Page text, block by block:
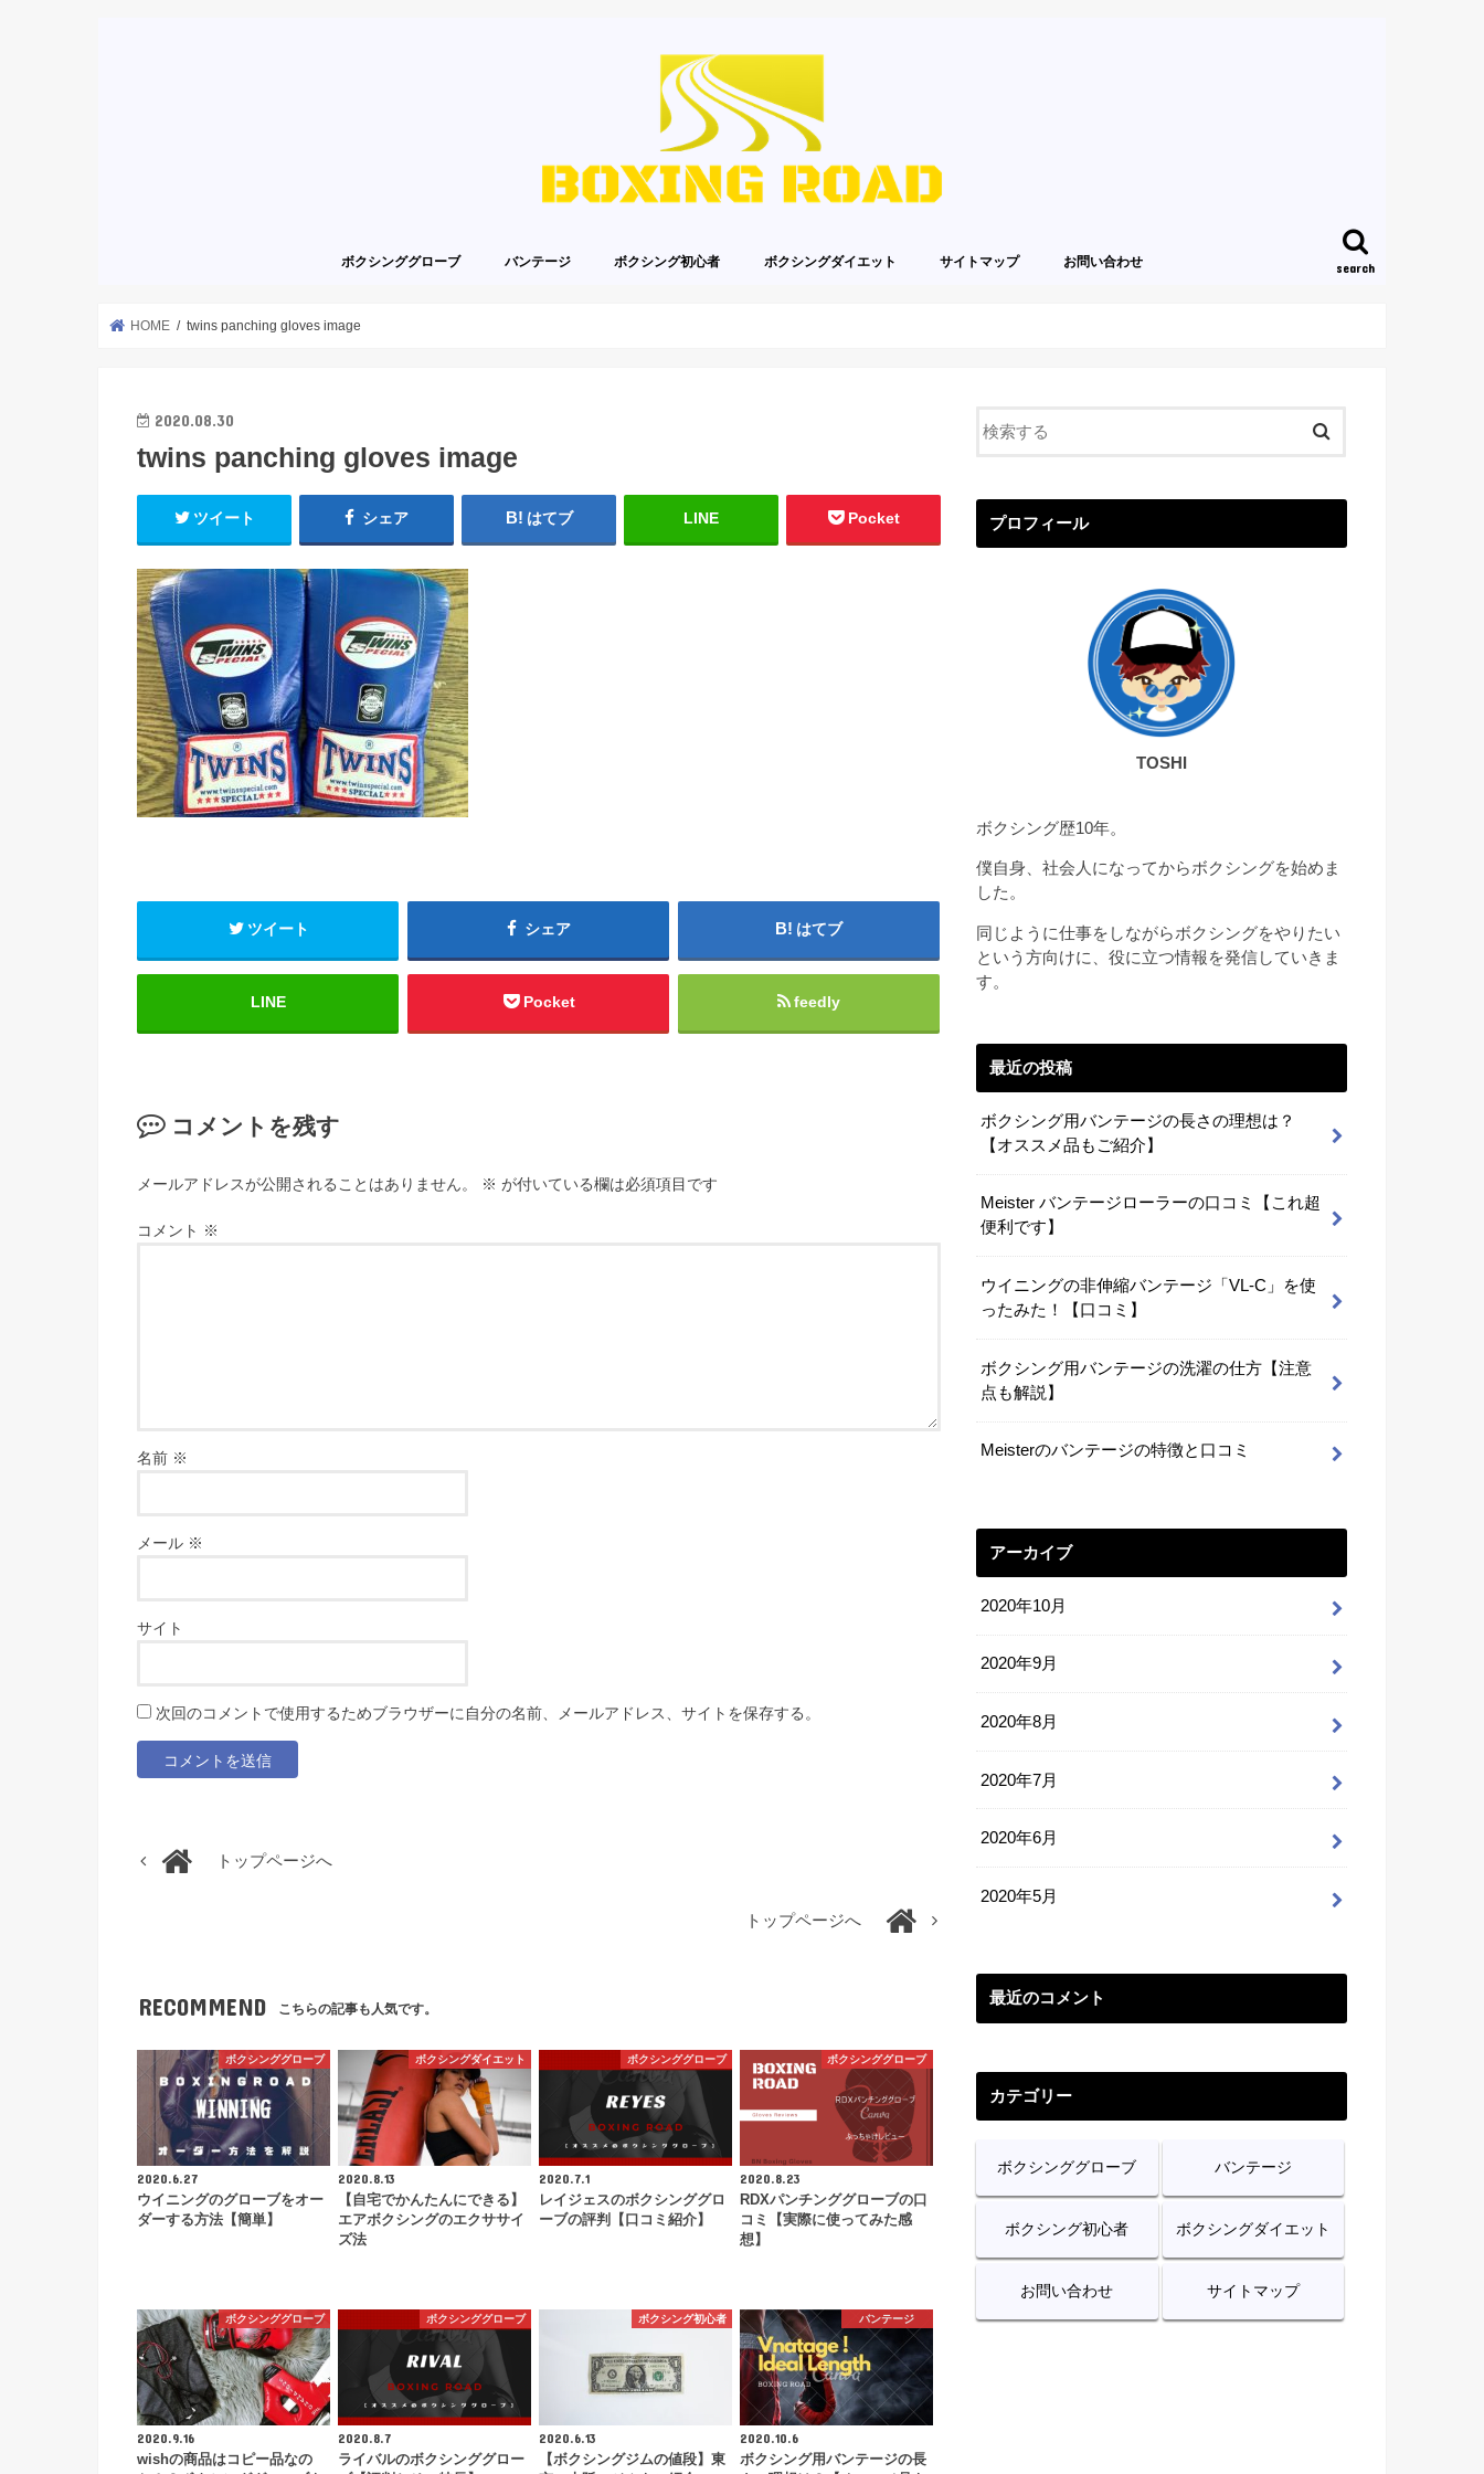
search
ボクシンググローブ バンテージ ボクシング初心者 ボクシングダイエット サイトマップ お問い合わせ
HOME twins panching gloves image
2020.08.30
twins panching gloves image
ツイート シェア はてブ LINE Pocket
ツイート シェア はてブ
LINE Pocket feedly
コメントを残す
メールアドレスが公開されることはありません。 ※ が付いている欄は必須項目です
コメント ※
名前 ※
メール ※
サイト
次回のコメントで使用するためブラウザーに自分の名前、メールアドレス、サイトを保存する。
トップページへ
トップページへ
RECOMMEND こちらの記事も人気です。
ボクシンググローブ
2020.6.27
ウイニングのグローブをオー
ダーする方法【簡単】
ボクシングダイエット
2020.8.13
【自宅でかんたんにできる】
エアボクシングのエクササイ
ズ法
ボクシンググローブ
2020.7.1
レイジェスのボクシンググロ
ーブの評判【口コミ紹介】
ボクシンググローブ
2020.8.23
RDXパンチンググローブの口
コミ【実際に使ってみた感
想】
ボクシンググローブ
2020.9.16
wishの商品はコピー品なの
ボクシンググローブ
2020.8.7
ライバルのボクシンググロー
ボクシング初心者
2020.6.13
【ボクシングジムの値段】東
バンテージ
2020.10.6
ボクシング用バンテージの長
プロフィール
TOSHI
ボクシング歴10年。
僕自身、社会人になってからボクシングを始めま
した。
同じように仕事をしながらボクシングをやりたい
という方向けに、役に立つ情報を発信していきま
す。
最近の投稿
ボクシング用バンテージの長さの理想は？
【オススメ品もご紹介】
Meister バンテージローラーの口コミ【これ超
便利です】
ウイニングの非伸縮バンテージ「VL-C」を使
ったみた！【口コミ】
ボクシング用バンテージの洗濯の仕方【注意
点も解説】
Meisterのバンテージの特徴と口コミ
アーカイブ
2020年10月
2020年9月
2020年8月
2020年7月
2020年6月
2020年5月
最近のコメント
カテゴリー
ボクシンググローブ バンテージ
ボクシング初心者 ボクシングダイエット
お問い合わせ サイトマップ